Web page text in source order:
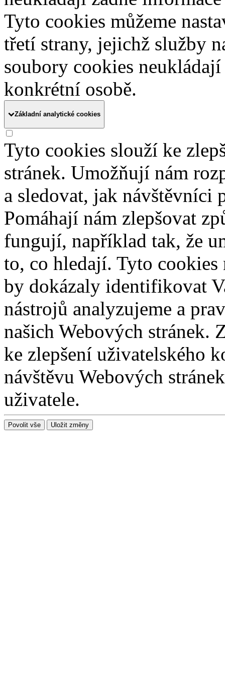
Tyto cookies můžeme
třetí strany, jejichž služby
soubory cookies
konkrétní osobě.
Základní analytické cookies
Tyto cookies slouží ke
stránek. Umožňují nám
a sledovat, jak návštěvníci
Pomáhají nám zlepšovat
fungují, například tak, že
to, co hledají. Tyto
by dokázaly identifikovat
nástrojů analyzujeme a
našich Webových stránek.
ke zlepšení uživatelského
návštěvu Webových
uživatele.
Povolit vše Uložit změny